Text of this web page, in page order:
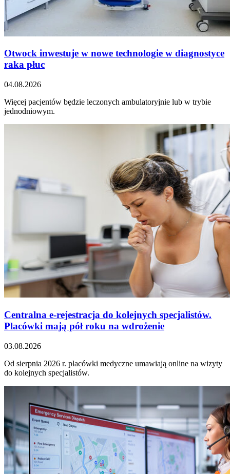
Otwock inwestuje w nowe technologie w diagnostyce
raka płuc
04.08.2026
Więcej pacjentów będzie leczonych ambulatoryjnie lub w trybie
jednodniowym.
Centralna e-rejestracja do kolejnych specjalistów.
Placówki mają pół roku na wdrożenie
03.08.2026
Od sierpnia 2026 r. placówki medyczne umawiają online na wizyty
do kolejnych specjalistów.